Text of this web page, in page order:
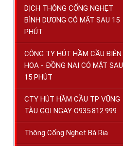
DỊCH THÔNG CỐNG NGHẸT
BÌNH DƯƠNG CÓ MẶT SAU 15
PHÚT
CÔNG TY HÚT HẦM CẦU BIÊN
HOA - ĐỒNG NAI CÓ MẶT SAU
15 PHÚT
CTY HÚT HẦM CẦU TP VŨNG
TÀU GỌI NGAY O935.812.999
Thông Cống Nghẹt Bà Rịa